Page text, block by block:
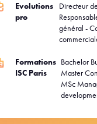
Evolutions
pro
Directeur
général -
Formations
ISC Paris
Bachelor
Master
MSc